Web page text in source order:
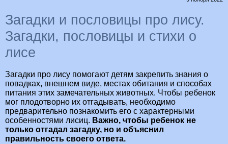
Загадки и пословицы про лису.
Загадки, пословицы и стихи о
лисе
Загадки про лису помогают детям закрепить знания о
повадках, внешнем виде, местах обитания и способах
питания этих замечательных животных. Чтобы ребенок
мог плодотворно их отгадывать, необходимо
предварительно познакомить его с характерными
особенностями лисиц. Важно, чтобы ребенок не
только отгадал загадку, но и объяснил
правильность своего ответа.